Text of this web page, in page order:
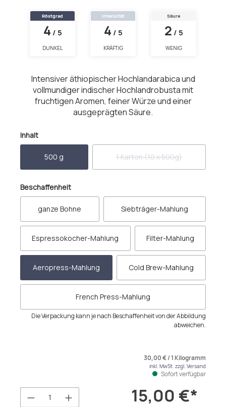
Röstgrad
4 / 5
DUNKEL
Intensität
4 / 5
KRÄFTIG
Säure
2 / 5
WENIG
Intensiver äthiopischer Hochlandarabica und
vollmundiger indischer Hochlandrobusta mit
fruchtigen Aromen, feiner Würze und einer
ausgeprägten Säure.
Inhaltauswählen
500 g 1 Karton (10 x 500g)
(Diese Option ist zurzeit
Beschaffenheitauswählen
ganze Bohne Siebträger-Mahlung
Espressokocher-Mahlung Filter-Mahlung
Aeropress-Mahlung Cold Brew-Mahlung
French Press-Mahlung
Die Verpackung kann je nach Beschaffenheit von der Abbildung
abweichen.
Produkt Anzahl: Gib den15,00 €*
30,00 € / 1 Kilogramm
inkl. MwSt. zzgl. Versand
Sofort verfügbar